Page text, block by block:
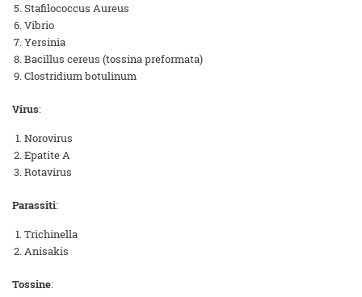
Stafilococcus Aureus
Vibrio
Yersinia
Bacillus cereus (tossina preformata)
Clostridium botulinum
Virus:
Norovirus
Epatite A
Rotavirus
Parassiti:
Trichinella
Anisakis
Tossine: